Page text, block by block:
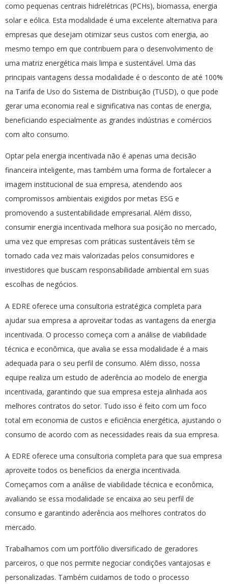
como pequenas centrais hidrelétricas (PCHs), biomassa, energia
solar e eólica. Esta modalidade é uma excelente alternativa para
empresas que desejam otimizar seus custos com energia, ao
mesmo tempo em que contribuem para o desenvolvimento de
uma matriz energética mais limpa e sustentável. Uma das
principais vantagens dessa modalidade é o desconto de até 100%
na Tarifa de Uso do Sistema de Distribuição (TUSD), o que pode
gerar uma economia real e significativa nas contas de energia,
beneficiando especialmente as grandes indústrias e comércios
com alto consumo.
Optar pela energia incentivada não é apenas uma decisão
financeira inteligente, mas também uma forma de fortalecer a
imagem institucional de sua empresa, atendendo aos
compromissos ambientais exigidos por metas ESG e
promovendo a sustentabilidade empresarial. Além disso,
consumir energia incentivada melhora sua posição no mercado,
uma vez que empresas com práticas sustentáveis têm se
tornado cada vez mais valorizadas pelos consumidores e
investidores que buscam responsabilidade ambiental em suas
escolhas de negócios.
A EDRE oferece uma consultoria estratégica completa para
ajudar sua empresa a aproveitar todas as vantagens da energia
incentivada. O processo começa com a análise de viabilidade
técnica e econômica, que avalia se essa modalidade é a mais
adequada para o seu perfil de consumo. Além disso, nossa
equipe realiza um estudo de aderência ao modelo de energia
incentivada, garantindo que sua empresa esteja alinhada aos
melhores contratos do setor. Tudo isso é feito com um foco
total em economia de custos e eficiência energética, ajustando o
consumo de acordo com as necessidades reais da sua empresa.
A EDRE oferece uma consultoria completa para que sua empresa
aproveite todos os benefícios da energia incentivada.
Começamos com a análise de viabilidade técnica e econômica,
avaliando se essa modalidade se encaixa ao seu perfil de
consumo e garantindo aderência aos melhores contratos do
mercado.
Trabalhamos com um portfólio diversificado de geradores
parceiros, o que nos permite negociar condições vantajosas e
personalizadas. Também cuidamos de todo o processo